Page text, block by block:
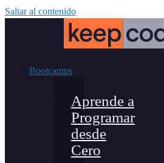
Saltar al contenido
Bootcamps
Aprende a
Programar
desde
Cero